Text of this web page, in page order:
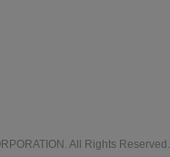
All Rights Reserved.